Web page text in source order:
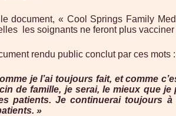
document, « Cool Springs Family
les soignants ne feront plus
rendu public conclut par ces mots :
je l’ai toujours fait, et comme
de famille, je serai, le mieux que
patients. Je continuerai toujours
»